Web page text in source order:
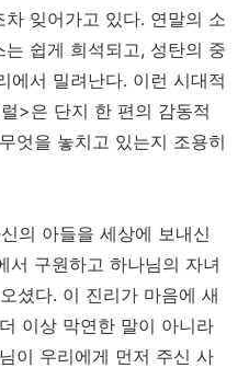
잊어가고 있다. 연말의 소
쉽게 희석되고, 성탄의 중
에서 밀려난다. 이런 시대적
>은 단지 한 편의 감동적
엇을 놓치고 있는지 조용히
의 아들을 세상에 보내신
서 구원하고 하나님의 자녀
셨다. 이 진리가 마음에 새
이상 막연한 말이 아니라
이 우리에게 먼저 주신 사